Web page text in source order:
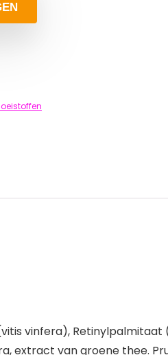
vinfera), Retinylpalmitaat
extract van groene thee.